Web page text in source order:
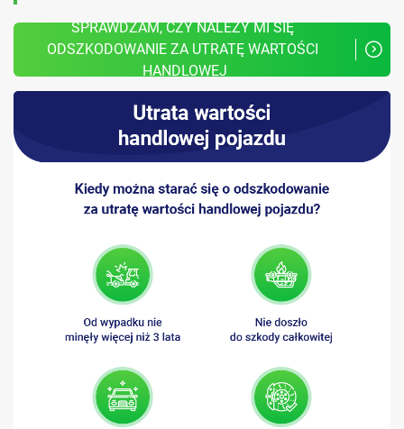
SPRAWDZAM, CZY NALEŻY MI SIĘ
ODSZKODOWANIE ZA UTRATĘ WARTOŚCI
HANDLOWEJ